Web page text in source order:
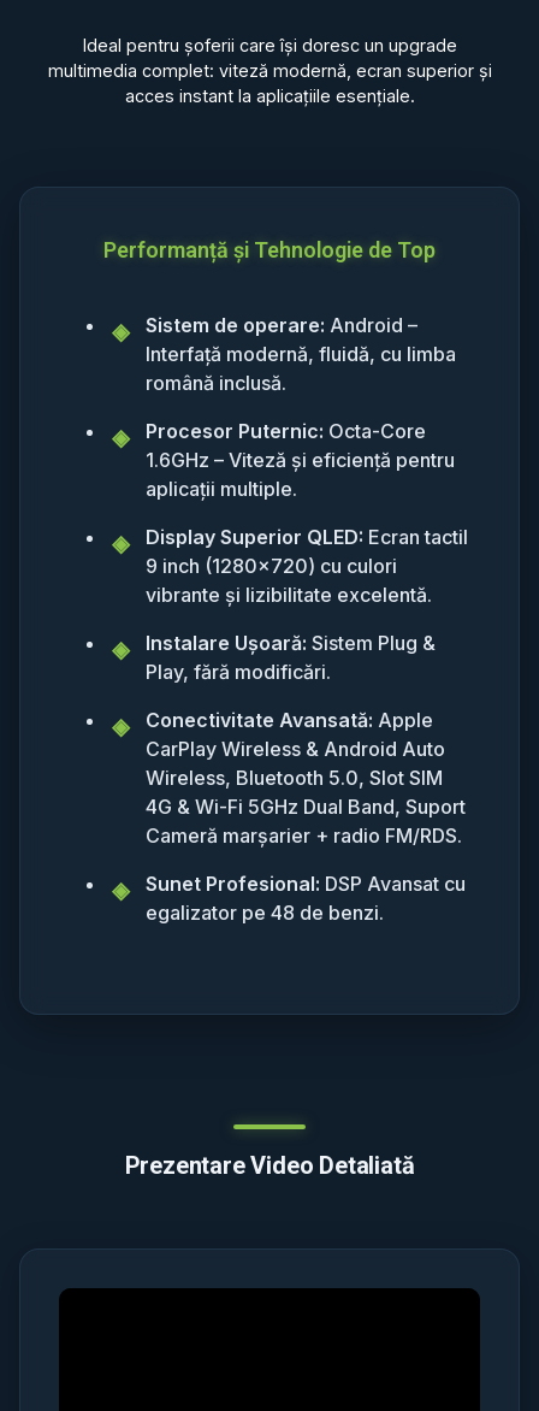
Ideal pentru șoferii care își doresc un upgrade
multimedia complet: viteză modernă, ecran superior și
acces instant la aplicațiile esențiale.
Performanță și Tehnologie de Top
Sistem de operare: Android –
Interfață modernă, fluidă, cu limba
română inclusă.
Procesor Puternic: Octa-Core
1.6GHz – Viteză și eficiență pentru
aplicații multiple.
Display Superior QLED: Ecran tactil
9 inch (1280x720) cu culori
vibrante și lizibilitate excelentă.
Instalare Ușoară: Sistem Plug &
Play, fără modificări.
Conectivitate Avansată: Apple
CarPlay Wireless & Android Auto
Wireless, Bluetooth 5.0, Slot SIM
4G & Wi-Fi 5GHz Dual Band, Suport
Cameră marșarier + radio FM/RDS.
Sunet Profesional: DSP Avansat cu
egalizator pe 48 de benzi.
Prezentare Video Detaliată